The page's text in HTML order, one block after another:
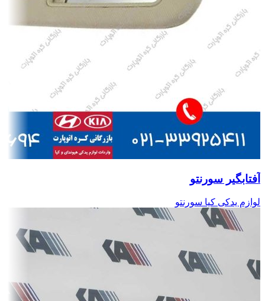
آفتابگیر سورنتو
لوازم یدکی کیا سورنتو